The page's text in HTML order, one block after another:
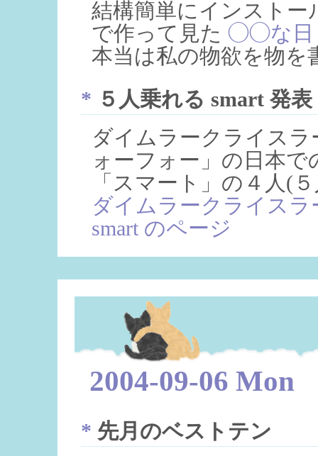
結構簡単にインストー
で作って見た ◯◯な日
本当は私の物欲を物
* ５人乗れる smart 発表
ダイムラークライス
ォーフォー」の日本
「スマート」の４人(
ダイムラークライス
smart のページ
2004-09-06 Mon
* 先月のベストテン